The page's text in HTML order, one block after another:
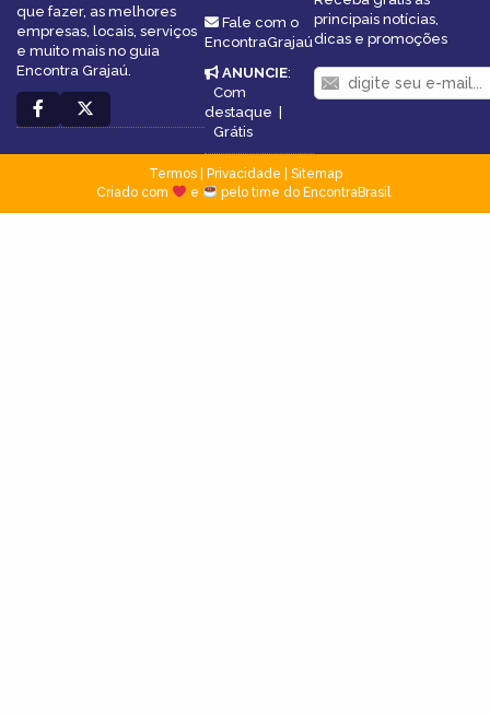
que fazer, as melhores
empresas, locais, serviços
e muito mais no guia
Encontra Grajaú.
Fale com o
EncontraGrajaú
ANUNCIE:
Com
destaque |
Grátis
principais notícias,
dicas e promoções
Termos| Privacidade
Sitemap
Criado com
e pelo time do EncontraBrasil